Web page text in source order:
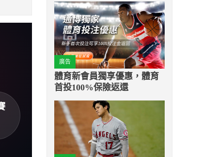
廣告
體育新會員獨享優惠，體育
首投100%保險返還